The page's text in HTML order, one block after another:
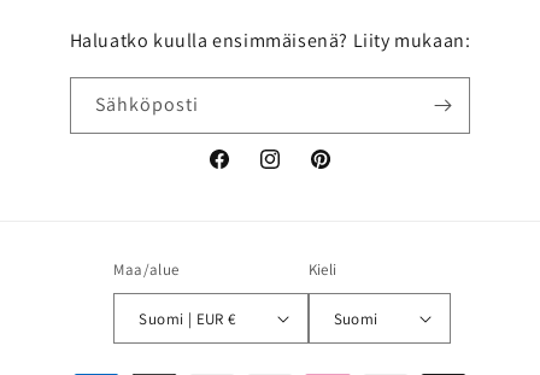
Haluatko kuulla ensimmäisenä? Liity mukaan:
Sähköposti
FacebookInstagramPinterest
Maa/alue
Suomi | EUR €
Kieli
Suomi